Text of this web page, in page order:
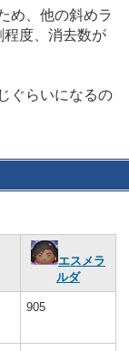
め、他の斜めラ
程度、消去数が
ぐらいになるの
エスメラ
ルダ
905